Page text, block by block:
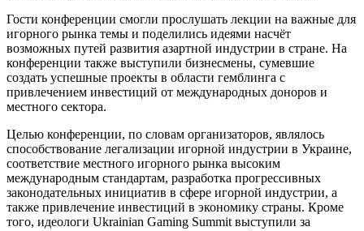
Гости конференции смогли прослушать лекции на важные для
игорного рынка темы и поделились идеями насчёт
возможных путей развития азартной индустрии в стране. На
конференции также выступили бизнесмены, сумевшие
создать успешные проекты в области гемблинга с
привлечением инвестиций от международных доноров и
местного сектора.
Целью конференции, по словам организаторов, являлось
способствование легализации игорной индустрии в Украине,
соответствие местного игорного рынка высоким
международным стандартам, разработка прогрессивных
законодательных инициатив в сфере игорной индустрии, а
также привлечение инвестиций в экономику страны. Кроме
того, идеологи Ukrainian Gaming Summit выступили за